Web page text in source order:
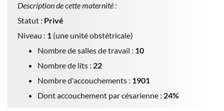
Description de cette maternité :
Statut : Privé
Niveau : 1 (une unité obstétricale)
Nombre de salles de travail : 10
Nombre de lits : 22
Nombre d'accouchements : 1901
Dont accouchement par césarienne : 24%